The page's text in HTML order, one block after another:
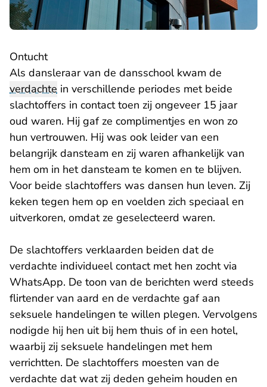
Ontucht
Als dansleraar van de dansschool kwam de
verdachte in verschillende periodes met beide
slachtoffers in contact toen zij ongeveer 15 jaar
oud waren. Hij gaf ze complimentjes en won zo
hun vertrouwen. Hij was ook leider van een
belangrijk dansteam en zij waren afhankelijk van
hem om in het dansteam te komen en te blijven.
Voor beide slachtoffers was dansen hun leven. Zij
keken tegen hem op en voelden zich speciaal en
uitverkoren, omdat ze geselecteerd waren.
De slachtoffers verklaarden beiden dat de
verdachte individueel contact met hen zocht via
WhatsApp. De toon van de berichten werd steeds
flirtender van aard en de verdachte gaf aan
seksuele handelingen te willen plegen. Vervolgens
nodigde hij hen uit bij hem thuis of in een hotel,
waarbij zij seksuele handelingen met hem
verrichtten. De slachtoffers moesten van de
verdachte dat wat zij deden geheim houden en